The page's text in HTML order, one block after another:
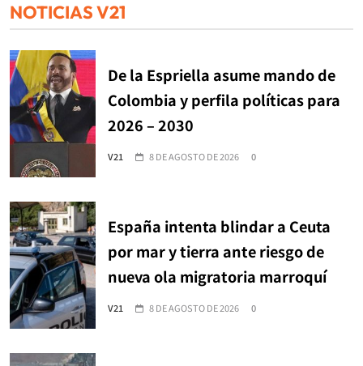
NOTICIAS V21
De la Espriella asume mando de
Colombia y perfila políticas para
2026 – 2030
V21 8 DE AGOSTO DE 2026 0
España intenta blindar a Ceuta
por mar y tierra ante riesgo de
nueva ola migratoria marroquí
V21 8 DE AGOSTO DE 2026 0